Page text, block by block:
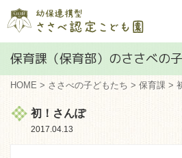
保育課（保育部）のささべの
HOME > ささべの子どもたち > 保育課 >
初！さんぽ
2017.04.13